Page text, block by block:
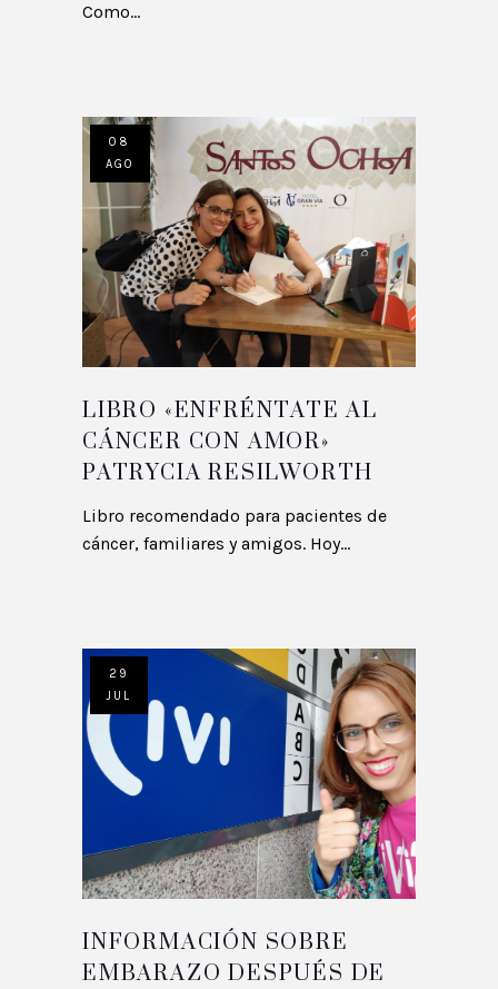
Como...
08
AGO
LIBRO «ENFRÉNTATE AL
CÁNCER CON AMOR»
PATRYCIA RESILWORTH
Libro recomendado para pacientes de
cáncer, familiares y amigos. Hoy...
29
JUL
INFORMACIÓN SOBRE
EMBARAZO DESPUÉS DE